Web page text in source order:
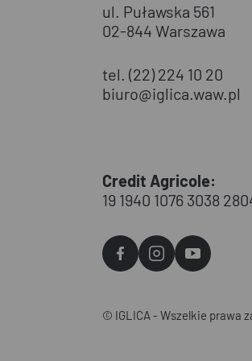
ul. Puławska 561
02-844 Warszawa
tel. (22) 224 10 20
biuro@iglica.waw.pl
Credit Agricole:
19 1940 1076 3038
Agvo
Agvo
Agvo
© IGLICA - Wszelkie prawa